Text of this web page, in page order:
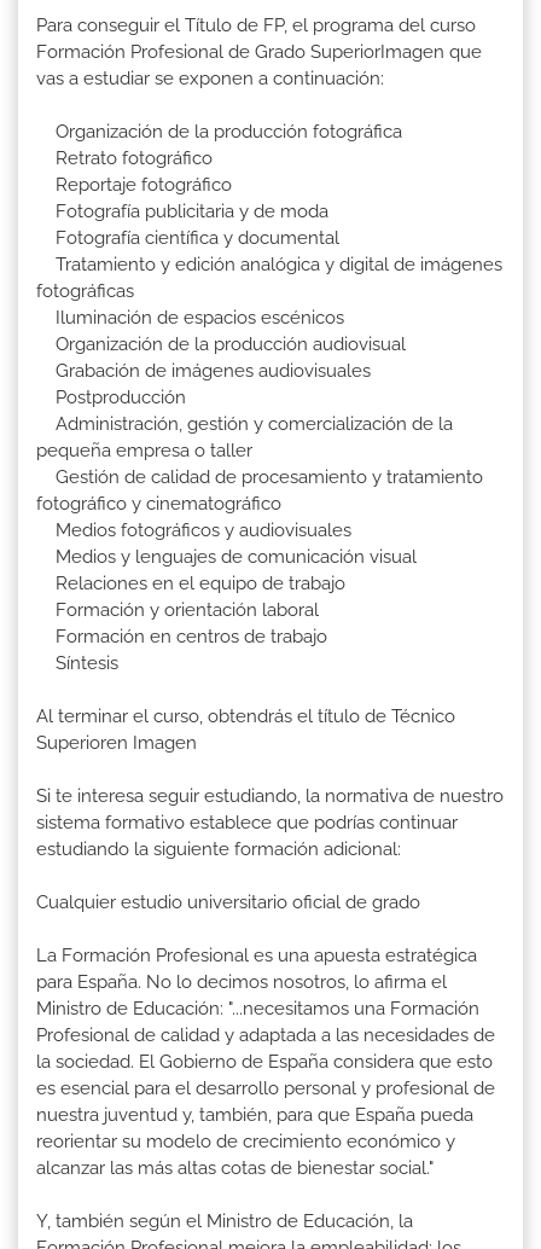
Para conseguir el Título de FP, el programa del curso
Formación Profesional de Grado SuperiorImagen que
vas a estudiar se exponen a continuación:
Organización de la producción fotográfica
Retrato fotográfico
Reportaje fotográfico
Fotografía publicitaria y de moda
Fotografía científica y documental
Tratamiento y edición analógica y digital de imágenes
fotográficas
Iluminación de espacios escénicos
Organización de la producción audiovisual
Grabación de imágenes audiovisuales
Postproducción
Administración, gestión y comercialización de la
pequeña empresa o taller
Gestión de calidad de procesamiento y tratamiento
fotográfico y cinematográfico
Medios fotográficos y audiovisuales
Medios y lenguajes de comunicación visual
Relaciones en el equipo de trabajo
Formación y orientación laboral
Formación en centros de trabajo
Síntesis
Al terminar el curso, obtendrás el título de Técnico
Superioren Imagen
Si te interesa seguir estudiando, la normativa de nuestro
sistema formativo establece que podrías continuar
estudiando la siguiente formación adicional:
Cualquier estudio universitario oficial de grado
La Formación Profesional es una apuesta estratégica
para España. No lo decimos nosotros, lo afirma el
Ministro de Educación: "...necesitamos una Formación
Profesional de calidad y adaptada a las necesidades de
la sociedad. El Gobierno de España considera que esto
es esencial para el desarrollo personal y profesional de
nuestra juventud y, también, para que España pueda
reorientar su modelo de crecimiento económico y
alcanzar las más altas cotas de bienestar social."
Y, también según el Ministro de Educación, la